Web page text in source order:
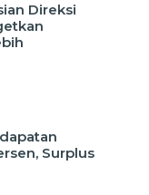
Direksi
Surplus